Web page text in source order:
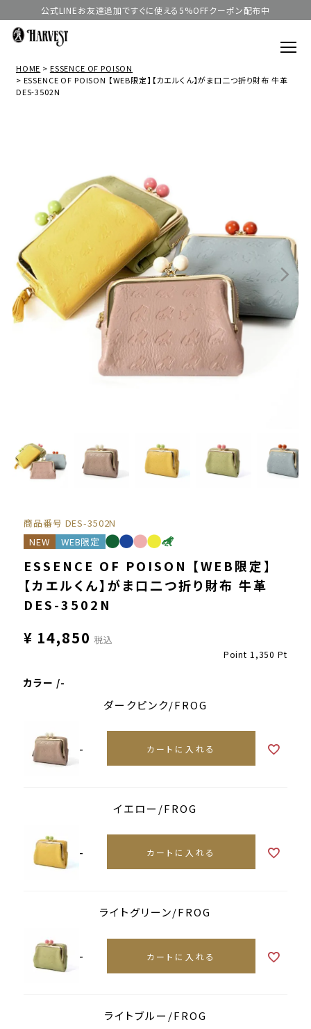
公式LINEお友達追加ですぐに使える5%OFFクーポン配布中
HOME
ESSENCE OF POISON
ESSENCE OF POISON 【WEB限定】【カエルくん】がま口二つ折り財布 牛革
DES-3502N
商品番号 DES-3502N
NEW
WEB限定
ESSENCE OF POISON 【WEB限定】
【カエルくん】がま口二つ折り財布 牛革
DES-3502N
¥ 14,850 税込
Point 1,350 Pt
カラー -
ダークピンク/FROG
- カートに入れる
イエロー/FROG
- カートに入れる
ライトグリーン/FROG
- カートに入れる
ライトブルー/FROG